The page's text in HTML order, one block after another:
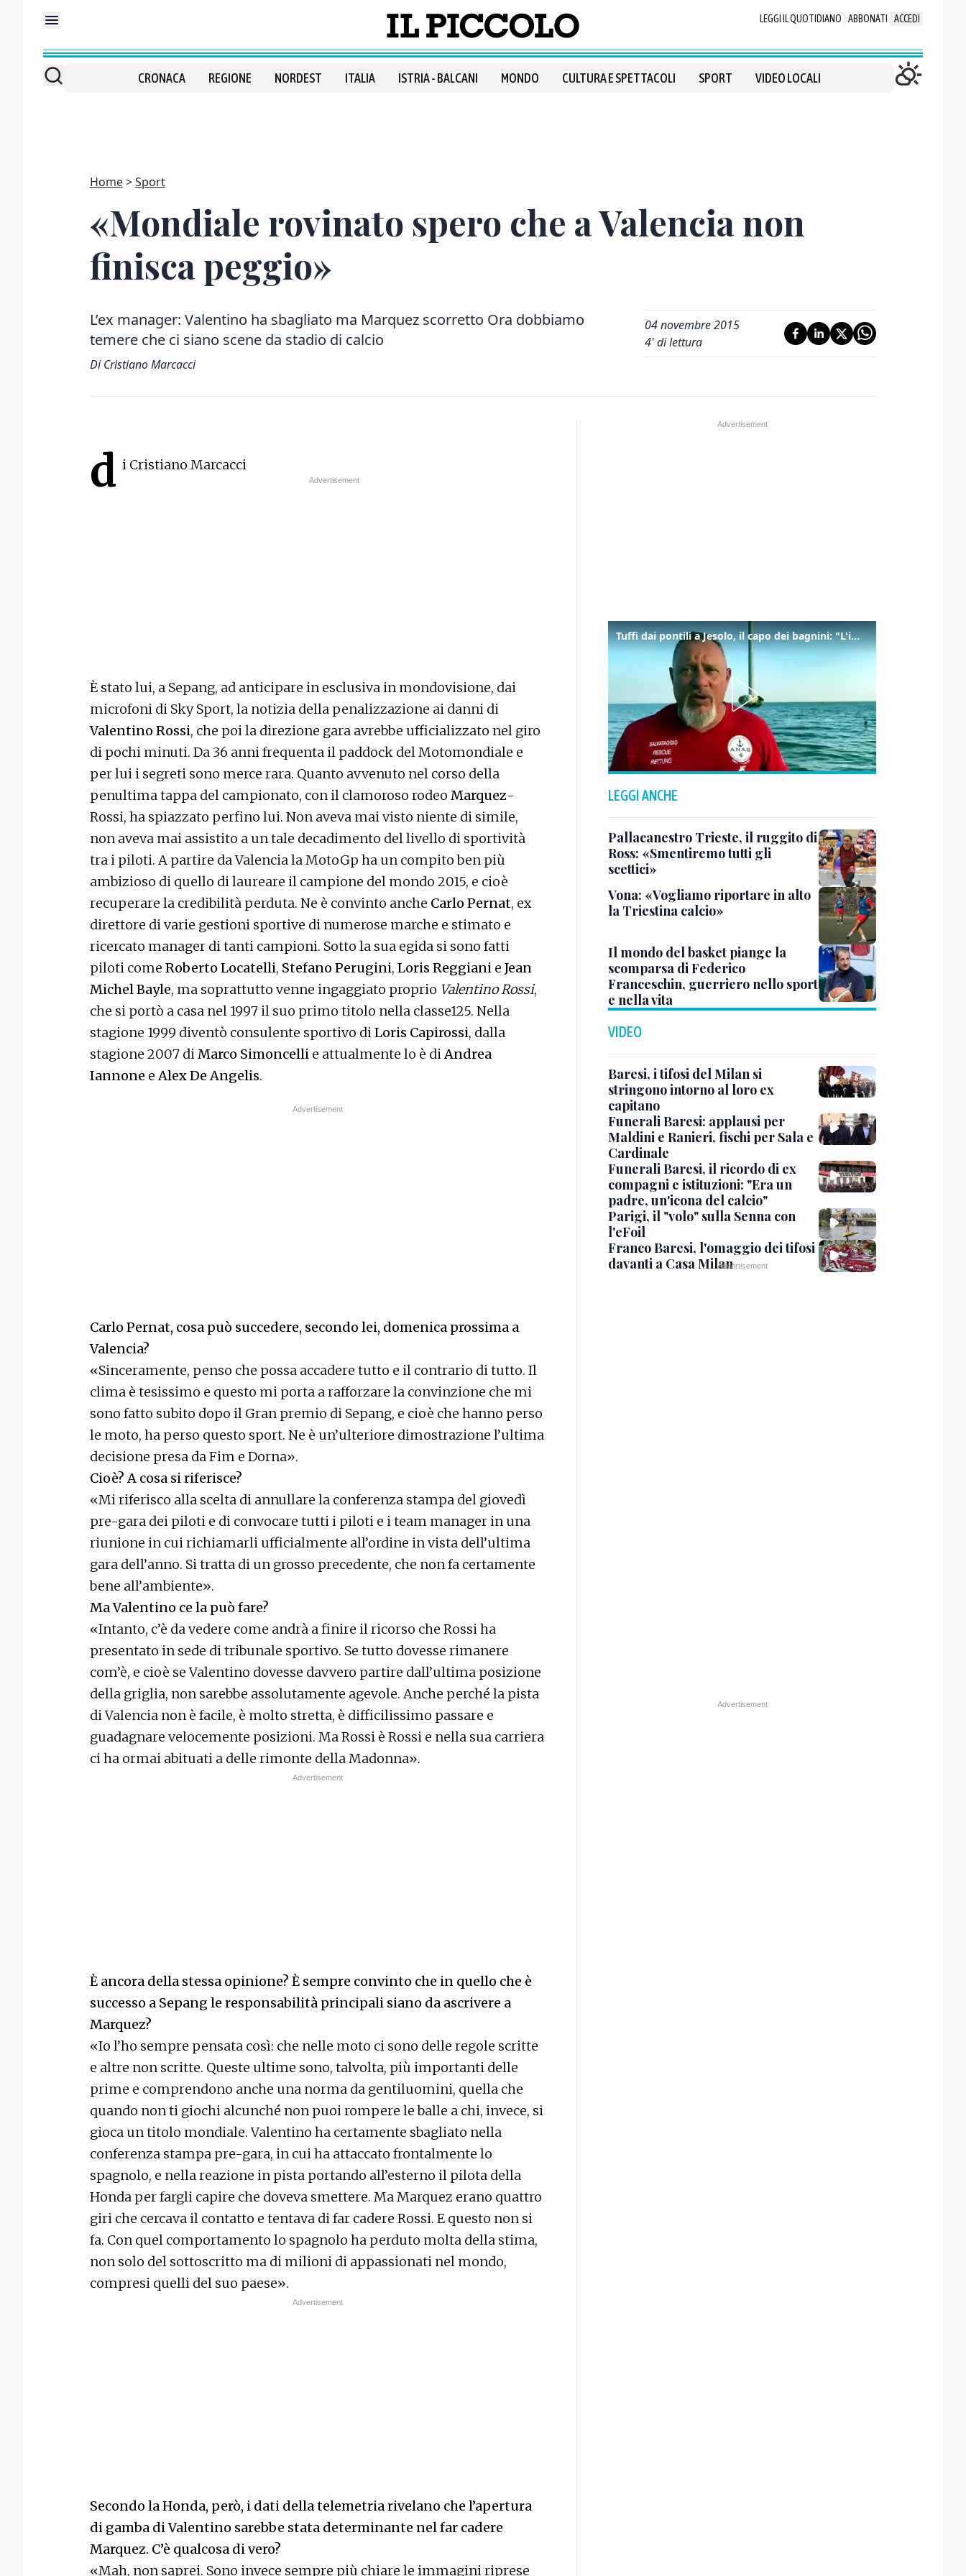
LEGGI IL QUOTIDIANO ABBONATI ACCEDI
CRONACA REGIONE NORDEST ITALIA ISTRIA - BALCANI MONDO CULTURA E SPETTACOLI SPORT VIDEO LOCALI
Home Sport
«Mondiale rovinato spero che a Valencia non
finisca peggio»
L’ex manager: Valentino ha sbagliato ma Marquez scorretto Ora dobbiamo
temere che ci siano scene da stadio di calcio
Di Cristiano Marcacci
04 novembre 2015
4' di lettura
d i Cristiano Marcacci
È stato lui, a Sepang, ad anticipare in esclusiva in mondovisione, dai
microfoni di Sky Sport, la notizia della penalizzazione ai danni di
Valentino Rossi, che poi la direzione gara avrebbe ufficializzato nel giro
di pochi minuti. Da 36 anni frequenta il paddock del Motomondiale e
per lui i segreti sono merce rara. Quanto avvenuto nel corso della
penultima tappa del campionato, con il clamoroso rodeo Marquez-
Rossi, ha spiazzato perfino lui. Non aveva mai visto niente di simile,
non aveva mai assistito a un tale decadimento del livello di sportività
tra i piloti. A partire da Valencia la MotoGp ha un compito ben più
ambizioso di quello di laureare il campione del mondo 2015, e cioè
recuperare la credibilità perduta. Ne è convinto anche Carlo Pernat, ex
direttore di varie gestioni sportive di numerose marche e stimato e
ricercato manager di tanti campioni. Sotto la sua egida si sono fatti
piloti come Roberto Locatelli, Stefano Perugini, Loris Reggiani e Jean
Michel Bayle, ma soprattutto venne ingaggiato proprio Valentino Rossi,
che si portò a casa nel 1997 il suo primo titolo nella classe125. Nella
stagione 1999 diventò consulente sportivo diLoris Capirossi, dalla
stagione 2007 diMarco Simoncelli e attualmente lo è diAndrea
Iannone eAlex De Angelis.
Carlo Pernat, cosa può succedere, secondo lei, domenica prossima a
Valencia?
«Sinceramente, penso che possa accadere tutto e il contrario di tutto. Il
clima è tesissimo e questo mi porta a rafforzare la convinzione che mi
sono fatto subito dopo il Gran premio di Sepang, e cioè che hanno perso
le moto, ha perso questo sport. Ne è un’ulteriore dimostrazione l’ultima
decisione presa da Fim e Dorna».
Cioè? A cosa si riferisce?
«Mi riferisco alla scelta di annullare la conferenza stampa del giovedì
pre-gara dei piloti e di convocare tutti i piloti e i team manager in una
riunione in cui richiamarli ufficialmente all’ordine in vista dell’ultima
gara dell’anno. Si tratta di un grosso precedente, che non fa certamente
bene all’ambiente».
Ma Valentino ce la può fare?
«Intanto, c’è da vedere come andrà a finire il ricorso che Rossi ha
presentato in sede di tribunale sportivo. Se tutto dovesse rimanere
com’è, e cioè se Valentino dovesse davvero partire dall’ultima posizione
della griglia, non sarebbe assolutamente agevole. Anche perché la pista
di Valencia non è facile, è molto stretta, è difficilissimo passare e
guadagnare velocemente posizioni. Ma Rossi è Rossi e nella sua carriera
ci ha ormai abituati a delle rimonte della Madonna».
È ancora della stessa opinione? È sempre convinto che in quello che è
successo a Sepang le responsabilità principali siano da ascrivere a
Marquez?
«Io l’ho sempre pensata così: che nelle moto ci sono delle regole scritte
e altre non scritte. Queste ultime sono, talvolta, più importanti delle
prime e comprendono anche una norma da gentiluomini, quella che
quando non ti giochi alcunché non puoi rompere le balle a chi, invece, si
gioca un titolo mondiale. Valentino ha certamente sbagliato nella
conferenza stampa pre-gara, in cui ha attaccato frontalmente lo
spagnolo, e nella reazione in pista portando all’esterno il pilota della
Honda per fargli capire che doveva smettere. Ma Marquez erano quattro
giri che cercava il contatto e tentava di far cadere Rossi. E questo non si
fa. Con quel comportamento lo spagnolo ha perduto molta della stima,
non solo del sottoscritto ma di milioni di appassionati nel mondo,
compresi quelli del suo paese».
Secondo la Honda, però, i dati della telemetria rivelano che l’apertura
di gamba di Valentino sarebbe stata determinante nel far cadere
Marquez. C’è qualcosa di vero?
«Mah, non saprei. Sono invece sempre più chiare le immagini riprese
Tuffi dai pontili a Jesolo, il capo dei bagnini: "L'impegno di tutti per evitare altre tragedie"
LEGGI ANCHE
Pallacanestro Trieste, il ruggito di
Ross: «Smentiremo tutti gli
scettici»
Vona: «Vogliamo riportare in alto
la Triestina calcio»
Il mondo del basket piange la
scomparsa di Federico
Franceschin, guerriero nello sport
e nella vita
VIDEO
Baresi, i tifosi del Milan si
stringono intorno al loro ex
capitano
Funerali Baresi: applausi per
Maldini e Ranieri, fischi per Sala e
Cardinale
Funerali Baresi, il ricordo di ex
compagni e istituzioni: "Era un
padre, un'icona del calcio"
Parigi, il "volo" sulla Senna con
l'eFoil
Franco Baresi, l'omaggio dei tifosi
davanti a Casa Milan